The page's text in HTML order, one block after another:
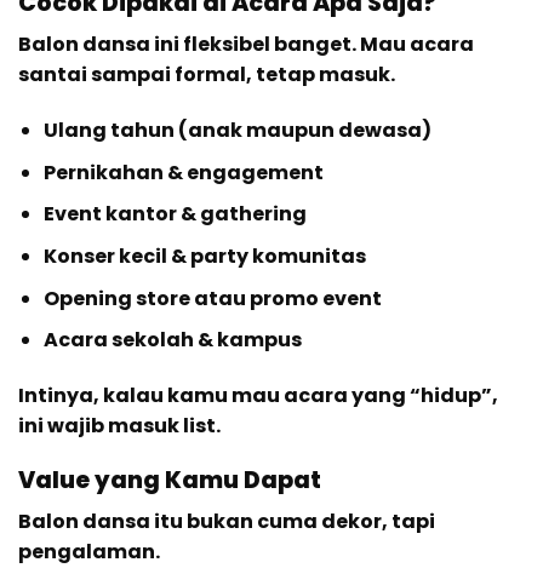
Balon dansa ini fleksibel banget. Mau acara
santai sampai formal, tetap masuk.
Ulang tahun (anak maupun dewasa)
Pernikahan & engagement
Event kantor & gathering
Konser kecil & party komunitas
Opening store atau promo event
Acara sekolah & kampus
Intinya, kalau kamu mau acara yang “hidup”,
ini wajib masuk list.
Value yang Kamu Dapat
Balon dansa itu bukan cuma dekor, tapi
pengalaman.